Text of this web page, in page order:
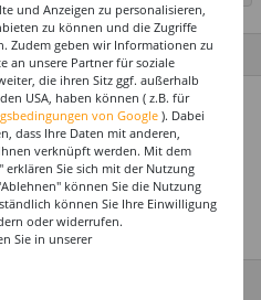
und Anzeigen zu personalisieren,
zu können und die Zugriffe
Zudem geben wir Informationen zu
an unsere Partner für soziale
die ihren Sitz ggf. außerhalb
USA, haben können ( z.B. für
von Google ). Dabei
dass Ihre Daten mit anderen,
verknüpft werden. Mit dem
Sie sich mit der Nutzung
können Sie die Nutzung
können Sie Ihre Einwilligung
oder widerrufen.
Sie in unserer